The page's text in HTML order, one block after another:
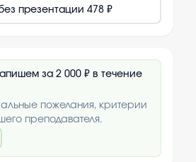
презентации 478 ₽
за 2 000 ₽ в течение
пожелания, критерии
преподавателя.